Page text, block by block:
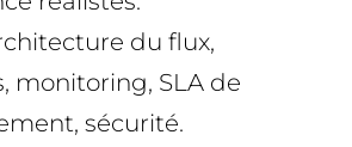
du flux,
monitoring, SLA de
sécurité.